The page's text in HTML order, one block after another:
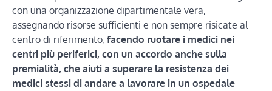
con una organizzazione dipartimentale vera,
assegnando risorse sufficienti e non sempre risicate al
centro di riferimento, facendo ruotare i medici nei
centri più periferici, con un accordo anche sulla
premialità, che aiuti a superare la resistenza dei
medici stessi di andare a lavorare in un ospedale